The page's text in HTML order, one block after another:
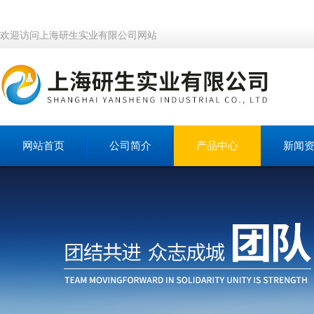
欢迎访问上海研生实业有限公司网站
网站首页 公司简介 产品中心 新闻